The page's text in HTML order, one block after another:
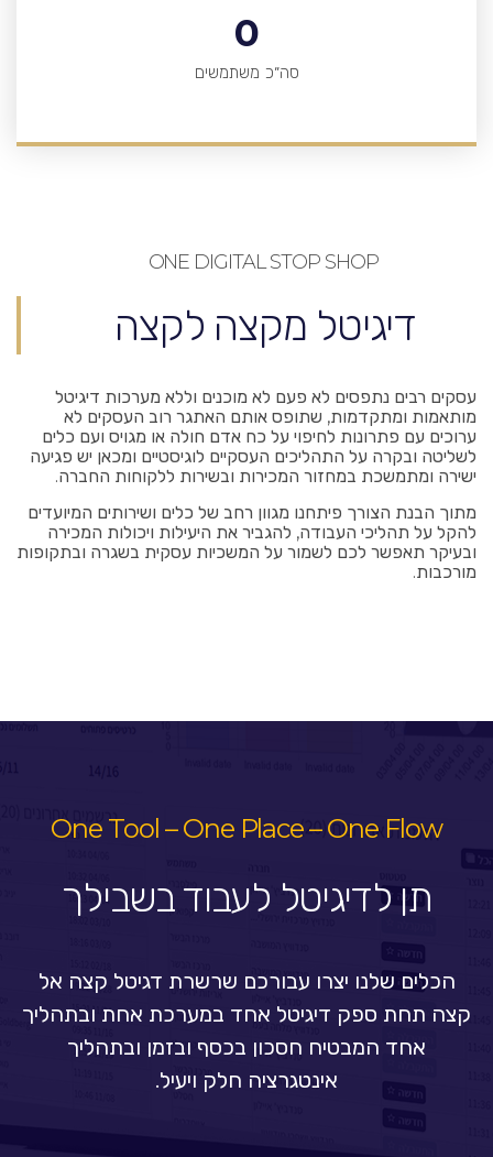
0
סה״כ משתמשים
ONE DIGITAL STOP SHOP
דיגיטל מקצה לקצה
עסקים רבים נתפסים לא פעם לא מוכנים וללא מערכות דיגיטל
מותאמות ומתקדמות, שתופס אותם האתגר רוב העסקים לא
ערוכים עם פתרונות לחיפוי על כח אדם חולה או מגויס ועם כלים
לשליטה ובקרה על התהליכים העסקיים לוגיסטיים ומכאן יש פגיעה
ישירה ומתמשכת במחזור המכירות ובשירות ללקוחות החברה.
מתוך הבנת הצורך פיתחנו מגוון רחב של כלים ושירותים המיועדים
להקל על תהליכי העבודה, להגביר את היעילות ויכולות המכירה
ובעיקר תאפשר לכם לשמור על המשכיות עסקית בשגרה ובתקופות
מורכבות.
One Tool – One Place – One Flow
תן לדיגיטל לעבוד בשבילך
הכלים שלנו יצרו עבורכם שרשרת דגיטל קצה אל
קצה תחת ספק דיגיטל אחד במערכת אחת ובתהליך
אחד המבטיח חסכון בכסף ובזמן ובתהליך
אינטגרציה חלק ויעיל.